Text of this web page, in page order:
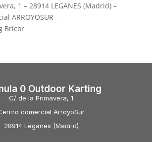
1 – 28914 LEGANES (Madrid) –
ARROYOSUR –
Bricor
0 Outdoor Karting
C/ de la Primavera, 1
comercial ArroyoSur
28914 Leganes (Madrid)